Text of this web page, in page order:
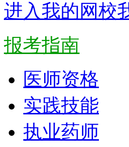
进入我的网校
报考指南
医师资格
实践技能
执业药师